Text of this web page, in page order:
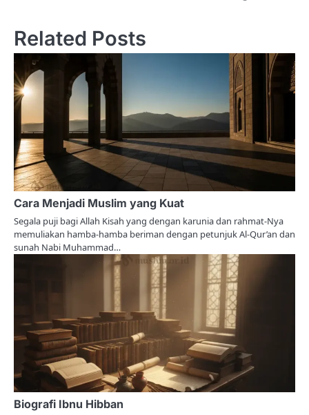
n
a
v
g
a
t
i
o
Related Posts
Cara Menjadi Muslim yang Kuat
Segala puji bagi Allah Kisah yang dengan karunia dan rahmat-Nya
memuliakan hamba-hamba beriman dengan petunjuk Al-Qur’an dan
sunah Nabi Muhammad…
Biografi Ibnu Hibban